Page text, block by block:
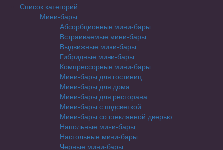
Список категорий
Мини-бары
Абсорбционные мини-бары
Встраиваемые мини-бары
Выдвижные мини-бары
Гибридные мини-бары
Компрессорные мини-бары
Мини-бары для гостиниц
Мини-бары для дома
Мини-бары для ресторана
Мини-бары с подсветкой
Мини-бары со стеклянной дверью
Напольные мини-бары
Настольные мини-бары
Черные мини-бары